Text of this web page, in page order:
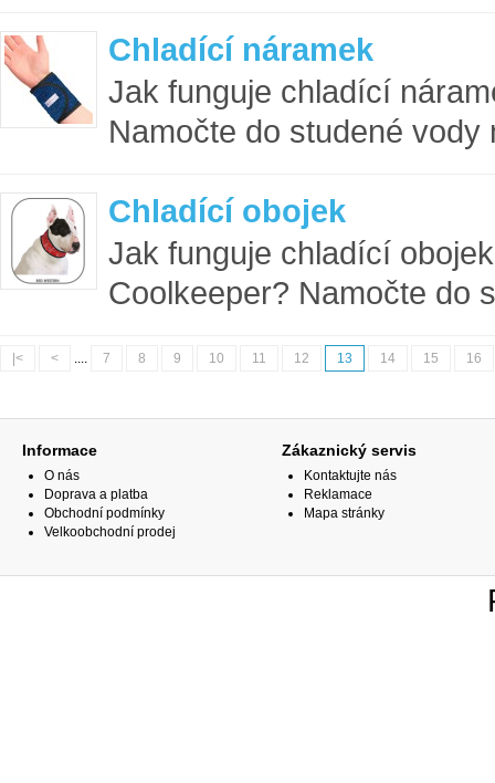
Chladící náramek
Jak funguje chladící
Namočte do studené vody
Chladící obojek
Jak funguje chladící
Coolkeeper? Namočte do
|< < .... 7 8 9 10 11 12 13 14 15 16
Informace
O nás
Doprava a platba
Obchodní podmínky
Velkoobchodní prodej
Zákaznický servis
Kontaktujte nás
Reklamace
Mapa stránky